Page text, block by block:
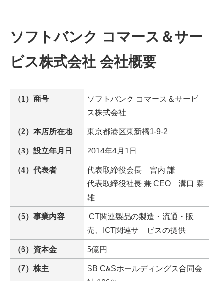
ソフトバンク コマース＆サー
ビス株式会社 会社概要
（1）商号
ソフトバンク コマース＆サービ
ス株式会社
（2）本店所在地 東京都港区東新橋1-9-2
（3）設立年月日 2014年4月1日
（4）代表者
代表取締役会長 宮内 謙
代表取締役社長 兼 CEO 溝口 泰
雄
（5）事業内容
ICT関連製品の製造・流通・販
売、ICT関連サービスの提供
（6）資本金 5億円
（7）株主
SB C&Sホールディングス合同会